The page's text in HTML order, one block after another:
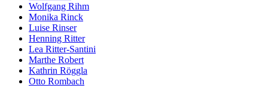
Wolfgang Rihm
Monika Rinck
Luise Rinser
Henning Ritter
Lea Ritter-Santini
Marthe Robert
Kathrin Röggla
Otto Rombach